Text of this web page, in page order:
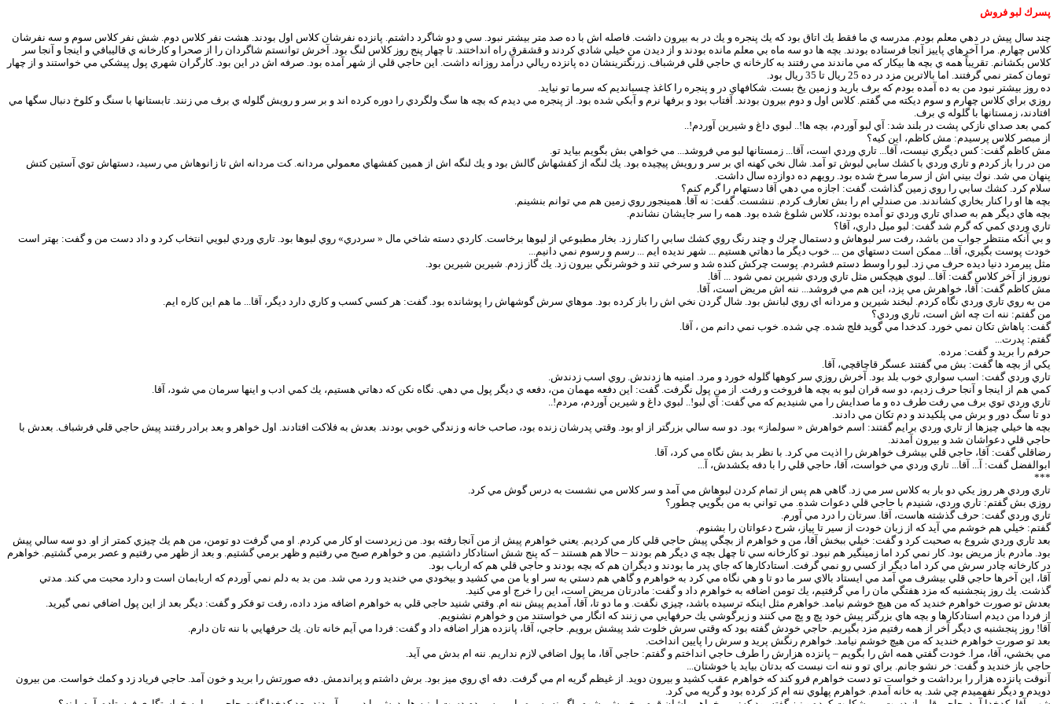
پسرك لبو فروش
چند سال پيش در دهي معلم بودم. مدرسه ي ما فقط يك اتاق بود كه يك پنجره و يك در به بيرون داشت. فاصله اش با ده صد متر بيشتر نبود. سي و دو شاگرد داشتم. پانزده نفرشان كلاس اول بودند. هشت نفر كلاس دوم. شش نفر كلاس سوم و سه نفرشان
كلاس چهارم. مرا آخرهاي پاييز آنجا فرستاده بودند. بچه ها دو سه ماه بي معلم مانده بودند و از ديدن من خيلي شادي كردند و قشقرق راه انداختند. تا چهار پنج روز كلاس لنگ بود. آخرش توانستم شاگردان را از صحرا و كارخانه ي قاليبافي و اينجا و آنجا سر
كلاس بكشانم. تقريباً همه ي بچه ها بيكار كه مي ماندند مي رفتند به كارخانه ي حاجي قلي فرشباف. زرنگترينشان ده پانزده ريالي درآمد روزانه داشت. اين حاجي قلي از شهر آمده بود. صرفه اش در اين بود. كارگران شهري پول پيشكي مي خواستند و از چهار
تومان كمتر نمي گرفتند. اما بالاترين مزد در ده 25 ريال تا 35 ريال بود.
ده روز بيشتر نبود من به ده آمده بودم كه برف باريد و زمين يخ بست. شكافهاي در و پنجره را كاغذ چسبانديم كه سرما تو نيايد.
روزي براي كلاس چهارم و سوم ديكته مي گفتم. كلاس اول و دوم بيرون بودند. آفتاب بود و برفها نرم و آبكي شده بود. از پنجره مي ديدم كه بچه ها سگ ولگردي را دوره كرده اند و بر سر و رويش گلوله ي برف مي زنند. تابستانها با سنگ و كلوخ دنبال سگها مي
افتادند، زمستانها با گلوله ي برف.
كمي بعد صداي نازكي پشت در بلند شد: آي لبو آوردم، بچه ها!.. لبوي داغ و شيرين آوردم!..
از مبصر كلاس پرسيدم: مش كاظم، اين كيه؟
مش كاظم گفت: كس ديگري نيست، آقا... تاري وردي است، آقا... زمستانها لبو مي فروشد... مي خواهي بش بگويم بيايد تو.
من در را باز كردم و تاري وردي با كشك سابي لبوش تو آمد. شال نخي كهنه اي بر سر و رويش پيچيده بود. يك لنگه از كفشهاش گالش بود و يك لنگه اش از همين كفشهاي معمولي مردانه. كت مردانه اش تا زانوهاش مي رسيد، دستهاش توي آستين كتش
پنهان مي شد. نوك بيني اش از سرما سرخ شده بود. رويهم ده دوازده سال داشت.
سلام كرد. كشك سابي را روي زمين گذاشت. گفت: اجازه مي دهي آقا دستهام را گرم كنم؟
بچه ها او را كنار بخاري كشاندند. من صندلي ام را بش تعارف كردم. ننشست. گفت: نه آقا. همينجور روي زمين هم مي توانم بنشينم.
بچه هاي ديگر هم به صداي تاري وردي تو آمده بودند، كلاس شلوغ شده بود. همه را سر جايشان نشاندم.
تاري وردي كمي كه گرم شد گفت: لبو ميل داري، آقا؟
و بي آنكه منتظر جواب من باشد، رفت سر لبوهاش و دستمال چرك و چند رنگ روي كشك سابي را كنار زد. بخار مطبوعي از لبوها برخاست. كاردي دسته شاخي مال « سردري» روي لبوها بود. تاري وردي لبويي انتخاب كرد و داد دست من و گفت: بهتر است
خودت پوست بگيري، آقا... ممكن است دستهاي من ... خوب ديگر ما دهاتي هستيم ... شهر نديده ايم ... رسم و رسوم نمي دانيم...
مثل پيرمرد دنيا ديده حرف مي زد. لبو را وسط دستم فشردم. پوست چركش كنده شد و سرخي تند و خوشرنگي بيرون زد. يك گاز زدم. شيرين شيرين بود.
نوروز از آخر كلاس گفت: آقا... لبوي هيچكس مثل تاري وردي شيرين نمي شود ... آقا.
مش كاظم گفت: آقا، خواهرش مي پزد، اين هم مي فروشد... ننه اش مريض است، آقا.
من به روي تاري وردي نگاه كردم. لبخند شيرين و مردانه اي روي لبانش بود. شال گردن نخي اش را باز كرده بود. موهاي سرش گوشهاش را پوشانده بود. گفت: هر كسي كسب و كاري دارد ديگر، آقا... ما هم اين كاره ايم.
من گفتم: ننه ات چه اش است، تاري وردي؟
گفت: پاهاش تكان نمي خورد. كدخدا مي گويد فلج شده. چي شده. خوب نمي دانم من ، آقا.
گفتم: پدرت...
حرفم را بريد و گفت: مرده.
يكي از بچه ها گفت: بش مي گفتند عسگر قاچاقچي، آقا.
تاري وردي گفت: اسب سواري خوب بلد بود. آخرش روزي سر كوهها گلوله خورد و مرد. امنيه ها زدندش. روي اسب زدندش.
كمي هم از اينجا و آنجا حرف زديم، دو سه قران لبو به بچه ها فروخت و رفت. از من پول نگرفت. گفت: اين دفعه مهمان من، دفعه ي ديگر پول مي دهي. نگاه نكن كه دهاتي هستيم، يك كمي ادب و اينها سرمان مي شود، آقا.
تاري وردي توي برف مي رفت طرف ده و ما صدايش را مي شنيديم كه مي گفت: آي لبو!.. لبوي داغ و شيرين آوردم، مردم!..
دو تا سگ دور و برش مي پلكيدند و دم تكان مي دادند.
بچه ها خيلي چيزها از تاري وردي برايم گفتند: اسم خواهرش « سولماز» بود. دو سه سالي بزرگتر از او بود. وقتي پدرشان زنده بود، صاحب خانه و زندگي خوبي بودند. بعدش به فلاكت افتادند. اول خواهر و بعد برادر رفتند پيش حاجي قلي فرشباف. بعدش با
حاجي قلي دعواشان شد و بيرون آمدند.
رضاقلي گفت: آقا، حاجي قلي بيشرف خواهرش را اذيت مي كرد. با نظر بد بش نگاه مي كرد، آقا.
ابوالفضل گفت: آ... آقا... تاري وردي مي خواست، آقا، حاجي قلي را با دفه بكشدش، آ...
***
تاري وردي هر روز يكي دو بار به كلاس سر مي زد. گاهي هم پس از تمام كردن لبوهاش مي آمد و سر كلاس مي نشست به درس گوش مي كرد.
روزي بش گفتم: تاري وردي، شنيدم با حاجي قلي دعوات شده. مي تواني به من بگويي چطور؟
تاري وردي گفت: حرف گذشته هاست، آقا. سرتان را درد مي آورم.
گفتم: خيلي هم خوشم مي آيد كه از زبان خودت از سير تا پياز، شرح دعواتان را بشنوم.
بعد تاري وردي شروع به صحبت كرد و گفت: خيلي ببخش آقا، من و خواهرم از بچگي پيش حاجي قلي كار مي كرديم. يعني خواهرم پيش از من آنجا رفته بود. من زيردست او كار مي كردم. او مي گرفت دو تومن، من هم يك چيزي كمتر از او. دو سه سالي پيش
بود. مادرم باز مريض بود. كار نمي كرد اما زمينگير هم نبود. تو كارخانه سي تا چهل بچه ي ديگر هم بودند – حالا هم هستند – كه پنج شش استادكار داشتيم. من و خواهرم صبح مي رفتيم و ظهر برمي گشتيم. و بعد از ظهر مي رفتيم و عصر برمي گشتيم. خواهرم
در كارخانه چادر سرش مي كرد اما ديگر از كسي رو نمي گرفت. استادكارها كه جاي پدر ما بودند و ديگران هم كه بچه بودند و حاجي قلي هم كه ارباب بود.
آقا، اين آخرها حاجي قلي بيشرف مي آمد مي ايستاد بالاي سر ما دو تا و هي نگاه مي كرد به خواهرم و گاهي هم دستي به سر او يا من مي كشيد و بيخودي مي خنديد و رد مي شد. من بد به دلم نمي آوردم كه اربابمان است و دارد محبت مي كند. مدتي
گذشت. يك روز پنجشنبه كه مزد هفتگي مان را مي گرفتيم، يك تومن اضافه به خواهرم داد و گفت: مادرتان مريض است، اين را خرج او مي كنيد.
بعدش تو صورت خواهرم خنديد كه من هيچ خوشم نيامد. خواهرم مثل اينكه ترسيده باشد، چيزي نگفت. و ما دو تا، آقا، آمديم پيش ننه ام. وقتي شنيد حاجي قلي به خواهرم اضافه مزد داده، رفت تو فكر و گفت: ديگر بعد از اين پول اضافي نمي گيريد.
از فردا من ديدم استادكارها و بچه هاي بزرگتر پيش خود پچ و پچ مي كنند و زيرگوشي يك حرفهايي مي زنند كه انگار مي خواستند من و خواهرم نشنويم.
آقا! روز پنجشنبه ي ديگر آخر از همه رفتيم مزد بگيريم. حاجي خودش گفته بود كه وقتي سرش خلوت شد پيشش برويم. حاجي، آقا، پانزده هزار اضافه داد و گفت: فردا مي آيم خانه تان. يك حرفهايي با ننه تان دارم.
بعد تو صورت خواهرم خنديد كه من هيچ خوشم نيامد. خواهرم رنگش پريد و سرش را پايين انداخت.
مي بخشي، آقا، مرا. خودت گفتي همه اش را بگويم – پانزده هزارش را طرف حاجي انداختم و گفتم: حاجي آقا، ما پول اضافي لازم نداريم. ننه ام بدش مي آيد.
حاجي باز خنديد و گفت: خر نشو جانم. براي تو و ننه ات نيست كه بدتان بيايد يا خوشتان...
آنوقت پانزده هزار را برداشت و خواست تو دست خواهرم فرو كند كه خواهرم عقب كشيد و بيرون دويد. از غيظم گريه ام مي گرفت. دفه اي روي ميز بود. برش داشتم و پراندمش. دفه صورتش را بريد و خون آمد. حاجي فرياد زد و كمك خواست. من بيرون
دويدم و ديگر نفهميدم چي شد. به خانه آمدم. خواهرم پهلوي ننه ام كز كرده بود و گريه مي كرد.